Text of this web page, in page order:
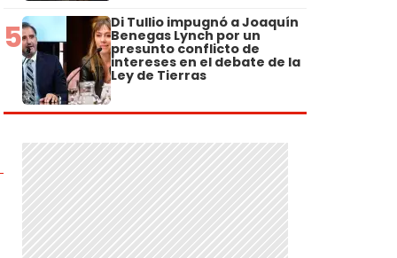
5 Di Tullio impugnó a Joaquín
Benegas Lynch por un
presunto conflicto de
intereses en el debate de la
Ley de Tierras